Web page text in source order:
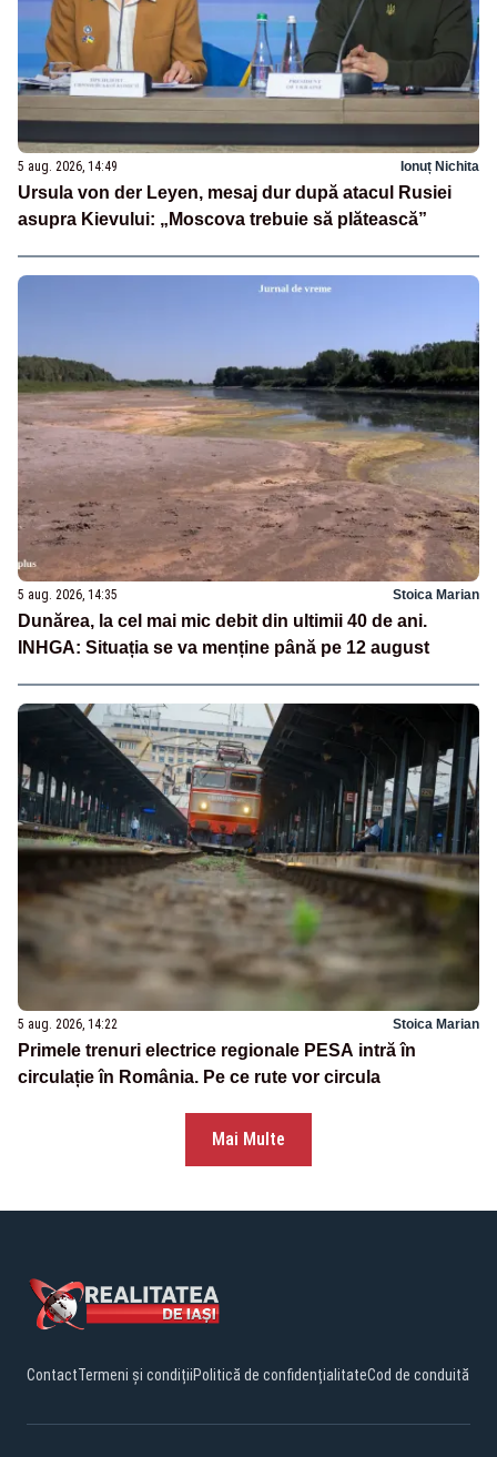
5 aug. 2026, 14:49 Ionuț Nichita
Ursula von der Leyen, mesaj dur după atacul Rusiei
asupra Kievului: „Moscova trebuie să plătească”
5 aug. 2026, 14:35 Stoica Marian
Dunărea, la cel mai mic debit din ultimii 40 de ani.
INHGA: Situația se va menține până pe 12 august
5 aug. 2026, 14:22 Stoica Marian
Primele trenuri electrice regionale PESA intră în
circulație în România. Pe ce rute vor circula
Mai Multe
ContactTermeni și condițiiPolitică de confidențialitateCod de conduită